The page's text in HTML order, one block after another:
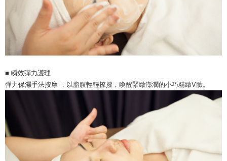
■ 瞬效彈力護理
彈力保濕手法按摩 ，以脂腹輕輕撩撥，喚醒緊緻澎潤的小巧精緻V臉。